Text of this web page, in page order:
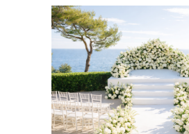
ORGANISATION
COTE D’AZUR
Côte d'Azur Wedding
Mariage
Wedding Côte
Wedding Provence